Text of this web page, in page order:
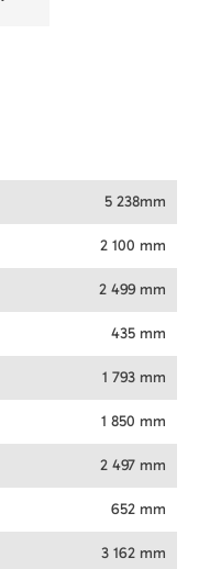
5 238mm
2 100 mm
2 499 mm
435 mm
1 793 mm
1 850 mm
2 497 mm
652 mm
3 162 mm